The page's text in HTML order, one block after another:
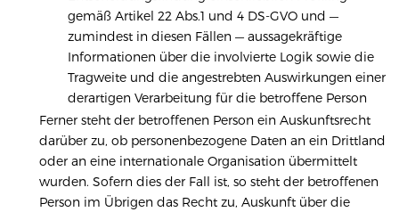
gemäß Artikel 22 Abs.1 und 4 DS-GVO und —
zumindest in diesen Fällen — aussagekräftige
Informationen über die involvierte Logik sowie die
Tragweite und die angestrebten Auswirkungen einer
derartigen Verarbeitung für die betroffene Person
Ferner steht der betroffenen Person ein Auskunftsrecht
darüber zu, ob personenbezogene Daten an ein Drittland
oder an eine internationale Organisation übermittelt
wurden. Sofern dies der Fall ist, so steht der betroffenen
Person im Übrigen das Recht zu, Auskunft über die